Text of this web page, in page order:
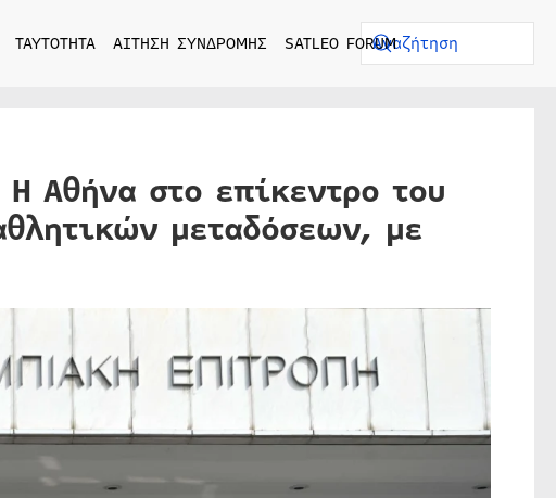
ΤΑΥΤΟΤΗΤΑ ΑΙΤΗΣΗ ΣΥΝΔΡΟΜΗΣ SATLEO FORUM
Αθήνα στο επίκεντρο του
μεταδόσεων, με